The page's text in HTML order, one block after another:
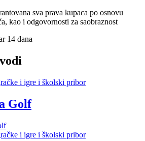
sva prava kupaca po osnovu
kao i odgovornosti za saobraznost
14 dana
i igre i školski pribor
Golf
i igre i školski pribor